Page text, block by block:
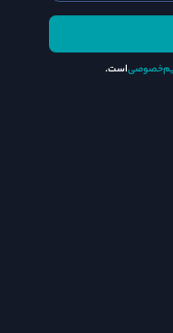
است.